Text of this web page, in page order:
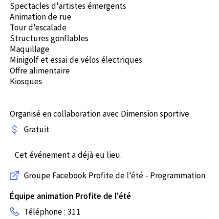
Spectacles d'artistes émergents
Animation de rue
Tour d'escalade
Structures gonflables
Maquillage
Minigolf et essai de vélos électriques
Offre alimentaire
Kiosques
Organisé en collaboration avec Dimension sportive
Gratuit
Cet événement a déjà eu lieu.
Groupe Facebook Profite de l'été - Programmation
Équipe animation Profite de l'été
Téléphone : 311